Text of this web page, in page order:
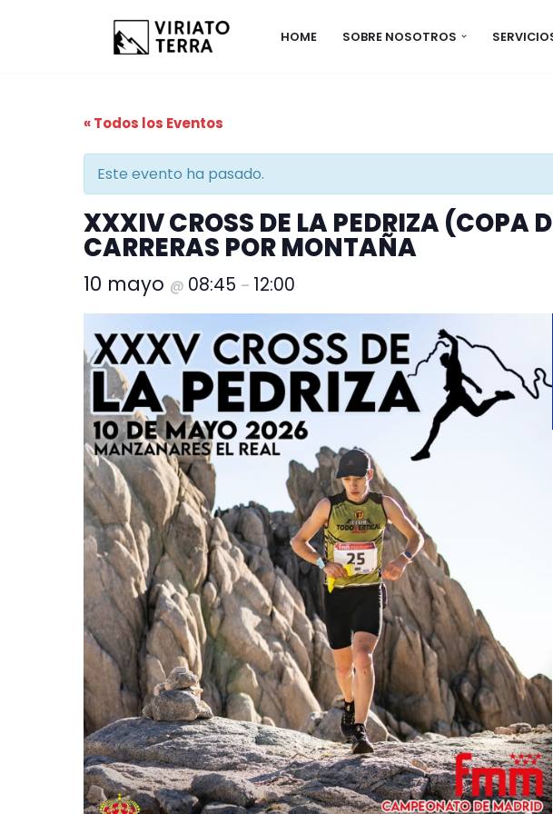
HOME SOBRE NOSOTROS
« Todos los Eventos
Este evento ha pasado.
XXXIV CROSS DE LA PEDRIZA (COPA
CARRERAS POR MONTAÑA
10 mayo @ 08:45 – 12:00